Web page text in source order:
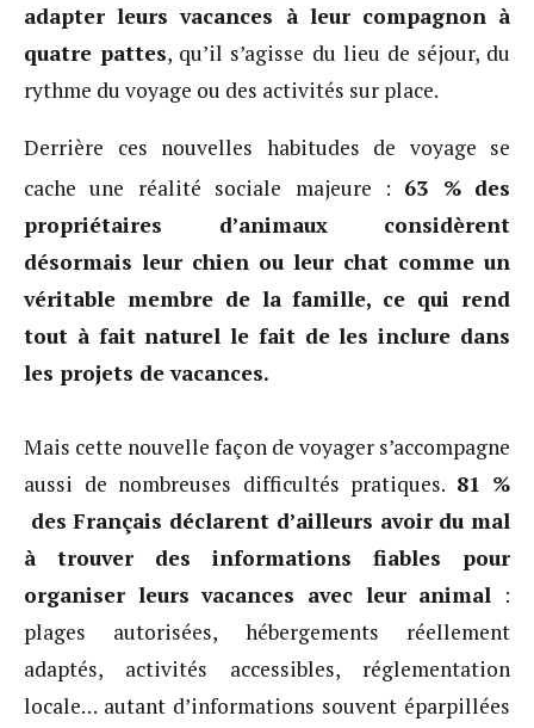
adapter leurs vacances à leur compagnon à
quatre pattes, qu’il s’agisse du lieu de séjour, du
rythme du voyage ou des activités sur place.
Derrière ces nouvelles habitudes de voyage se
cache une réalité sociale majeure : 63 % des
propriétaires d’animaux considèrent
désormais leur chien ou leur chat comme un
véritable membre de la famille, ce qui rend
tout à fait naturel le fait de les inclure dans
les projets de vacances.
Mais cette nouvelle façon de voyager s’accompagne
aussi de nombreuses difficultés pratiques. 81 %
des Français déclarent d’ailleurs avoir du mal
à trouver des informations fiables pour
organiser leurs vacances avec leur animal :
plages autorisées, hébergements réellement
adaptés, activités accessibles, réglementation
locale… autant d’informations souvent éparpillées